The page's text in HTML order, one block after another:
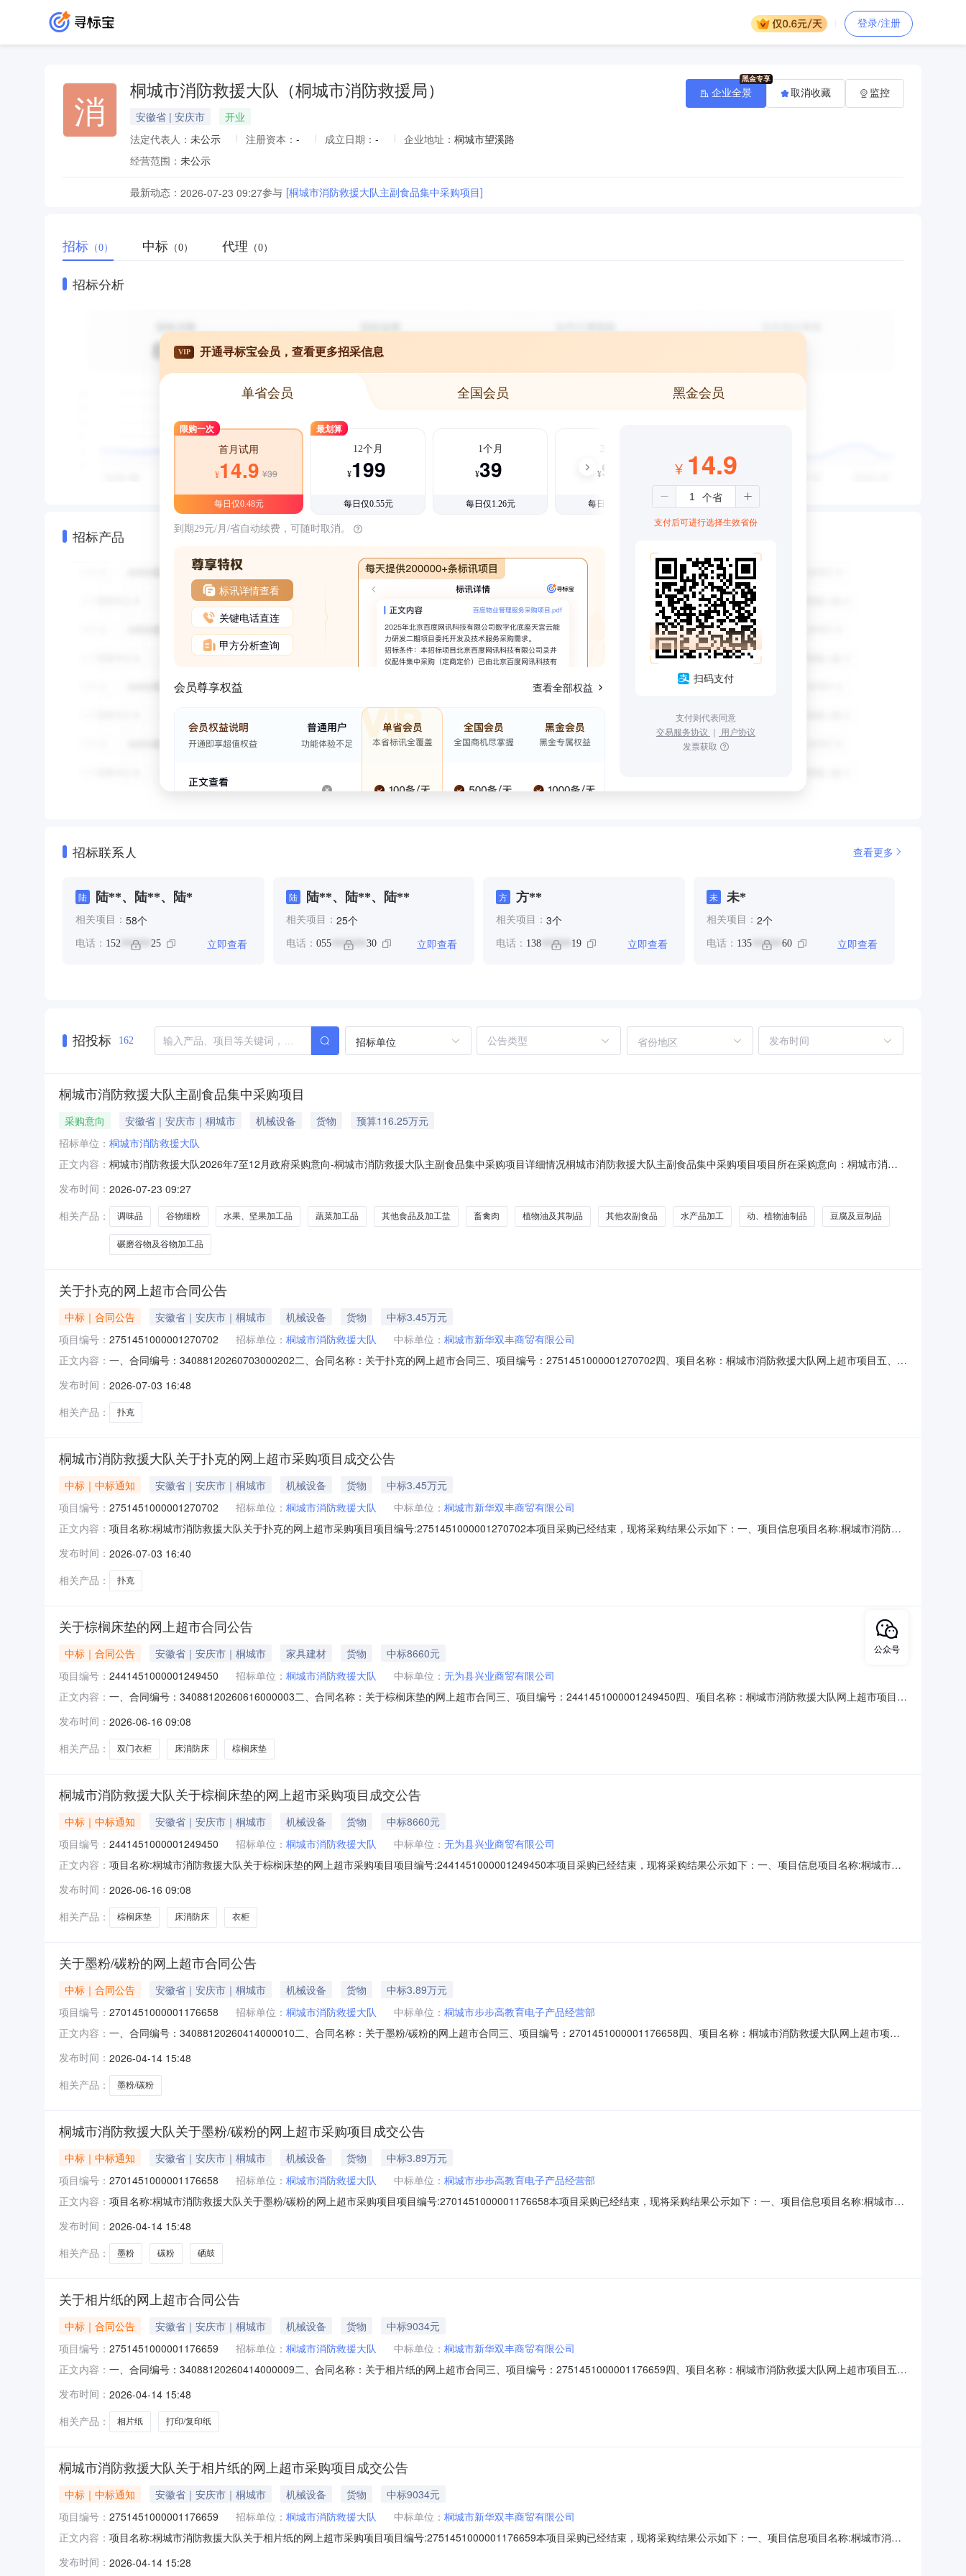
登录/注册
消 桐城市消防救援大队（桐城市消防救援局）
安徽省 | 安庆市
开业
法定代表人： 未公示 注册资本： - 成立日期： - 企业地址： 桐城市望溪路
经营范围： 未公示
最新动态： 2026-07-23 09:27参与 [桐城市消防救援大队主副食品集中采购项目]
企业全景 取消收藏 监控
招标 （0） 中标 （0） 代理 （0）
招标分析
招标产品
VIP 开通寻标宝会员，查看更多招采信息
单省会员 全国会员 黑金会员
限购一次
首月试用
¥14.9 ¥39
每日仅0.48元
最划算
12个月
¥199
每日仅0.55元
1个月
¥39
每日仅1.26元
3个月
¥99
每日仅1.08元
到期29元/月/省自动续费，可随时取消。
标讯详情查看
关键电话直连
甲方分析查询
会员尊享权益 查看全部权益
¥ 14.9
支付后可进行选择生效省份
扫码支付
支付则代表同意
交易服务协议 ｜ 用户协议
发票获取
招标联系人 查看更多
陆 陆**、陆**、陆*
相关项目： 58个
电话： 152 ****** 25 立即查看
陆 陆**、陆**、陆**
相关项目： 25个
电话： 055******* 30 立即查看
方 方**
相关项目： 3个
电话： 138 ****** 19 立即查看
未 未*
相关项目： 2个
电话： 135****** 60 立即查看
招投标 162 招标单位 省份地区
桐城市消防救援大队主副食品集中采购项目
采购意向 安徽省｜安庆市｜桐城市 机械设备 货物
预算116.25万元
招标单位： 桐城市消防救援大队
正文内容： 桐城市消防救援大队2026年7至12月政府采购意向-桐城市消防救援大队主副食品集中采购项目详细情况桐城市消防救援大队主副食品集中采购项目项目所在采购意向：桐城市消防
A07060114豆腐及豆制品,A07060199其他农副食品，动、植物油制品,A07060112水果、坚果加工品,A07060111蔬菜加工品,A07060110水产品加工,A07
发布时间： 2026-07-23 09:27
相关产品：
调味品 谷物细粉 水果、坚果加工品 蔬菜加工品 其他食品及加工盐 畜禽肉 植物油及其制品 其他农副食品 水产品加工 动、植物油制品 豆腐及豆制品
碾磨谷物及谷物加工品
关于扑克的网上超市合同公告
中标｜合同公告 安徽省｜安庆市｜桐城市 机械设备 货物
中标3.45万元
项目编号： 2751451000001270702 招标单位： 桐城市消防救援大队 中标单位： 桐城市新华双丰商贸有限公司
正文内容： 一、合同编号：34088120260703000202二、合同名称：关于扑克的网上超市合同三、项目编号：2751451000001270702四、项目名称：桐城市消防救援大队网上超市项目五、合
昌街道和平路21号联系方式：13505564960六、合同主体信息1.主要标的信息：主要标的名称：扑克数量：15000.00单价（元）：2.30规格型号（或服务
发布时间： 2026-07-03 16:48
相关产品：
扑克
桐城市消防救援大队关于扑克的网上超市采购项目成交公告
中标｜中标通知 安徽省｜安庆市｜桐城市 机械设备 货物
中标3.45万元
项目编号： 2751451000001270702 招标单位： 桐城市消防救援大队 中标单位： 桐城市新华双丰商贸有限公司
正文内容： 项目名称:桐城市消防救援大队关于扑克的网上超市采购项目项目编号:2751451000001270702本项目采购已经结束，现将采购结果公示如下：一、项目信息项目名称:桐城市消防救
采购单位地址:/三、成交信息交易方式:直接采购成交日期:2026年7月3日总成交金额（元）:34500（人民币）成交供应商名称、联系地址及成交金额:序号成交供应商
发布时间： 2026-07-03 16:40
相关产品：
扑克
关于棕榈床垫的网上超市合同公告
中标｜合同公告 安徽省｜安庆市｜桐城市 家具建材 货物
中标8660元
项目编号： 2441451000001249450 招标单位： 桐城市消防救援大队 中标单位： 无为县兴业商贸有限公司
正文内容： 一、合同编号：34088120260616000003二、合同名称：关于棕榈床垫的网上超市合同三、项目编号：2441451000001249450四、项目名称：桐城市消防救援大队网上超市项目
方）：无为县兴业商贸有限公司地址：安徽省芜湖市无为市安徽省芜湖市无为县福渡镇新河街道联系方式：13965693088六、合同主体信息1.主要标的信息：主要标的名称
发布时间： 2026-06-16 09:08
相关产品：
双门衣柜 床消防床 棕榈床垫
桐城市消防救援大队关于棕榈床垫的网上超市采购项目成交公告
中标｜中标通知 安徽省｜安庆市｜桐城市 机械设备 货物
中标8660元
项目编号： 2441451000001249450 招标单位： 桐城市消防救援大队 中标单位： 无为县兴业商贸有限公司
正文内容： 项目名称:桐城市消防救援大队关于棕榈床垫的网上超市采购项目项目编号:2441451000001249450本项目采购已经结束，现将采购结果公示如下：一、项目信息项目名称:桐城市消
救援大队采购单位地址:/三、成交信息交易方式:议价采购成交日期:2026年6月16日总成交金额（元）:8660（人民币）成交供应商名称、联系地址及成交金额:序号成
发布时间： 2026-06-16 09:08
相关产品：
棕榈床垫 床消防床 衣柜
关于墨粉/碳粉的网上超市合同公告
中标｜合同公告 安徽省｜安庆市｜桐城市 机械设备 货物
中标3.89万元
项目编号： 2701451000001176658 招标单位： 桐城市消防救援大队 中标单位： 桐城市步步高教育电子产品经营部
正文内容： 一、合同编号：34088120260414000010二、合同名称：关于墨粉/碳粉的网上超市合同三、项目编号：2701451000001176658四、项目名称：桐城市消防救援大队网上超市项目
部地址：安徽省安庆市桐城市桐城市新华书店大院内联系方式：13505564960六、合同主体信息1.主要标的信息：主要标的名称：东芝T-FC415C-K墨粉/碳粉
发布时间： 2026-04-14 15:48
相关产品：
墨粉/碳粉
桐城市消防救援大队关于墨粉/碳粉的网上超市采购项目成交公告
中标｜中标通知 安徽省｜安庆市｜桐城市 机械设备 货物
中标3.89万元
项目编号： 2701451000001176658 招标单位： 桐城市消防救援大队 中标单位： 桐城市步步高教育电子产品经营部
正文内容： 项目名称:桐城市消防救援大队关于墨粉/碳粉的网上超市采购项目项目编号:2701451000001176658本项目采购已经结束，现将采购结果公示如下：一、项目信息项目名称:桐城市消
救援大队采购单位地址:/三、成交信息交易方式:直接采购成交日期:2026年4月14日总成交金额（元）:38850（人民币）成交供应商名称、联系地址及成交金额:
发布时间： 2026-04-14 15:48
相关产品：
墨粉 碳粉 硒鼓
关于相片纸的网上超市合同公告
中标｜合同公告 安徽省｜安庆市｜桐城市 机械设备 货物
中标9034元
项目编号： 2751451000001176659 招标单位： 桐城市消防救援大队 中标单位： 桐城市新华双丰商贸有限公司
正文内容： 一、合同编号：34088120260414000009二、合同名称：关于相片纸的网上超市合同三、项目编号：2751451000001176659四、项目名称：桐城市消防救援大队网上超市项目五、
文昌街道和平路21号联系方式：13505564960六、合同主体信息1.主要标的信息：主要标的名称：得力3541相片纸数量：51.00单价（元）：12.00规格
发布时间： 2026-04-14 15:48
相关产品：
相片纸 打印/复印纸
桐城市消防救援大队关于相片纸的网上超市采购项目成交公告
中标｜中标通知 安徽省｜安庆市｜桐城市 机械设备 货物
中标9034元
项目编号： 2751451000001176659 招标单位： 桐城市消防救援大队 中标单位： 桐城市新华双丰商贸有限公司
正文内容： 项目名称:桐城市消防救援大队关于相片纸的网上超市采购项目项目编号:2751451000001176659本项目采购已经结束，现将采购结果公示如下：一、项目信息项目名称:桐城市消防
大队采购单位地址:/三、成交信息交易方式:直接采购成交日期:2026年4月14日总成交金额（元）:9033.5（人民币）成交供应商名称、联系地址及成交金额:序号成
发布时间： 2026-04-14 15:28
公众号